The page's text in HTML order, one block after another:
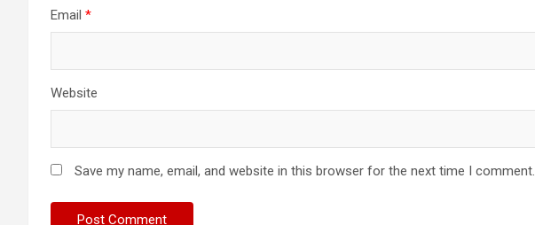
Email *
Website
Save my name, email, and website in this browser for the next time I comment.